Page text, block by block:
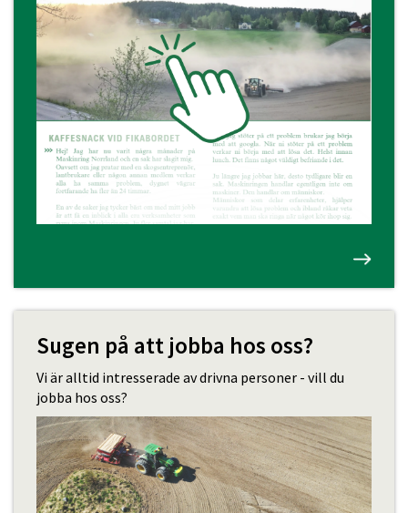
Sugen på att jobba hos oss?
Vi är alltid intresserade av drivna personer - vill du
jobba hos oss?